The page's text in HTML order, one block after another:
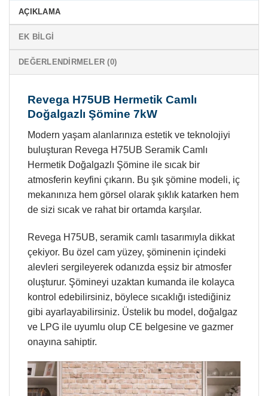
AÇIKLAMA
EK BILGI
DEĞERLENDIRMELER (0)
Revega H75UB Hermetik Camlı
Doğalgazlı Şömine 7kW
Modern yaşam alanlarınıza estetik ve teknolojiyi
buluşturan Revega H75UB Seramik Camlı
Hermetik Doğalgazlı Şömine ile sıcak bir
atmosferin keyfini çıkarın. Bu şık şömine modeli, iç
mekanınıza hem görsel olarak şıklık katarken hem
de sizi sıcak ve rahat bir ortamda karşılar.
Revega H75UB, seramik camlı tasarımıyla dikkat
çekiyor. Bu özel cam yüzey, şöminenin içindeki
alevleri sergileyerek odanızda eşsiz bir atmosfer
oluşturur. Şömineyi uzaktan kumanda ile kolayca
kontrol edebilirsiniz, böylece sıcaklığı istediğiniz
gibi ayarlayabilirsiniz. Üstelik bu model, doğalgaz
ve LPG ile uyumlu olup CE belgesine ve gazmer
onayına sahiptir.